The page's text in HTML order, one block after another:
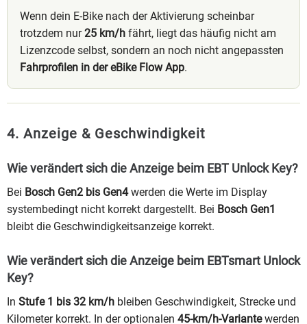
Wenn dein E-Bike nach der Aktivierung scheinbar
trotzdem nur25 km/h fährt, liegt das häufig nicht am
Lizenzcode selbst, sondern an noch nicht angepassten
Fahrprofilen in der eBike Flow App.
4. Anzeige & Geschwindigkeit
Wie verändert sich die Anzeige beim EBT Unlock Key?
Bei Bosch Gen2 bis Gen4werden die Werte im Display
systembedingt nicht korrekt dargestellt. Bei Bosch Gen1
bleibt die Geschwindigkeitsanzeige korrekt.
Wie verändert sich die Anzeige beim EBTsmart Unlock
Key?
In Stufe 1 bis 32 km/h bleiben Geschwindigkeit, Strecke und
Kilometer korrekt. In der optionalen 45-km/h-Variantewerden